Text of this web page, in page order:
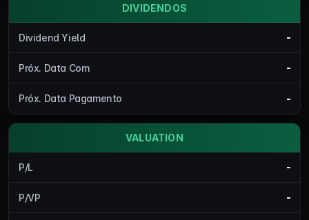
DIVIDENDOS
Dividend Yield -
Próx. Data Com -
Próx. Data Pagamento -
VALUATION
P/L -
P/VP -